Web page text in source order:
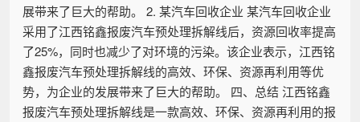
展带来了巨大的帮助。 2. 某汽车回收企业 某汽车回收企业
采用了江西铭鑫报废汽车预处理拆解线后，资源回收率提高
了25%，同时也减少了对环境的污染。该企业表示，江西铭
鑫报废汽车预处理拆解线的高效、环保、资源再利用等优
势，为企业的发展带来了巨大的帮助。 四、总结 江西铭鑫
报废汽车预处理拆解线是一款高效、环保、资源再利用的报